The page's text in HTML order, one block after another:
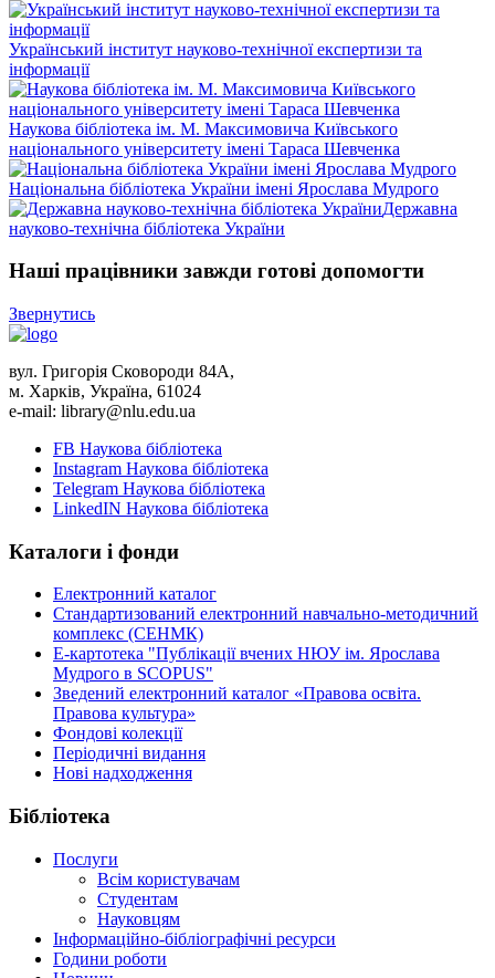
Український інститут науково-технічної експертизи та
інформації
Наукова бібліотека ім. М. Максимовича Київського
національного університету імені Тараса Шевченка
Національна бібліотека України імені Ярослава Мудрого
Державна
науково-технічна бібліотека України
Наші працівники завжди готові допомогти
Звернутись
вул. Григорія Сковороди 84A,
м. Харків, Україна, 61024
e-mail: library@nlu.edu.ua
FB Наукова бібліотека
Instagram Наукова бібліотека
Telegram Наукова бібліотека
LinkedIN Наукова бібліотека
Каталоги і фонди
Електронний каталог
Стандартизований електронний навчально-методичний
комплекс (СЕНМК)
Е-картотека "Публікації вчених НЮУ ім. Ярослава
Мудрого в SCOPUS"
Зведений електронний каталог «Правова освіта.
Правова культура»
Фондові колекції
Періодичні видання
Нові надходження
Бібліотека
Послуги
Всім користувачам
Студентам
Науковцям
Інформаційно-бібліографічні ресурси
Години роботи